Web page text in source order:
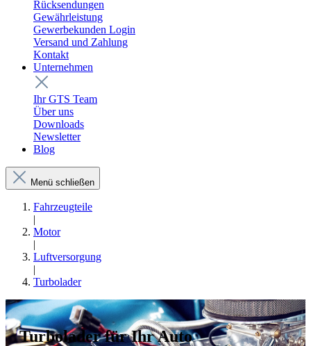
Rücksendungen
Gewährleistung
Gewerbekunden Login
Versand und Zahlung
Kontakt
Unternehmen
Ihr GTS Team
Über uns
Downloads
Newsletter
Blog
Menü schließen
Fahrzeugteile
|
Motor
|
Luftversorgung
|
Turbolader
Turbolader für Ihr Auto